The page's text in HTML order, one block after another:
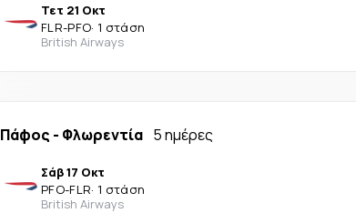
Τετ 21 Οκτ
FLR-PFO· 1 στάση
British Airways
Πάφος - Φλωρεντία 5 ημέρες
Σάβ 17 Οκτ
PFO-FLR· 1 στάση
British Airways